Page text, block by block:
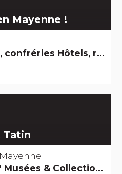
Mayenne !
boire] Gastronomie [à manger] Activités touristiques, sportives, culturelles
Tatin
& Collections